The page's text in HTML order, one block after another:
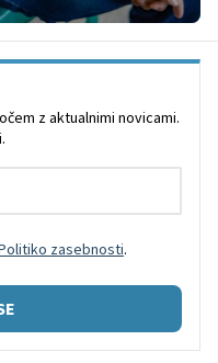
z aktualnimi novicami.
zasebnosti.